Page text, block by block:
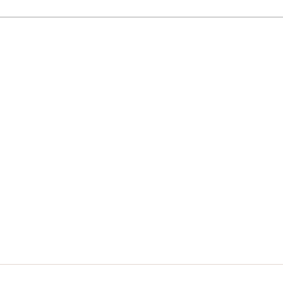
設錄影功能……
，浪費光陰！
談的主題是善用時間充實自己。當
重點不同，共識就較難達成，也容易